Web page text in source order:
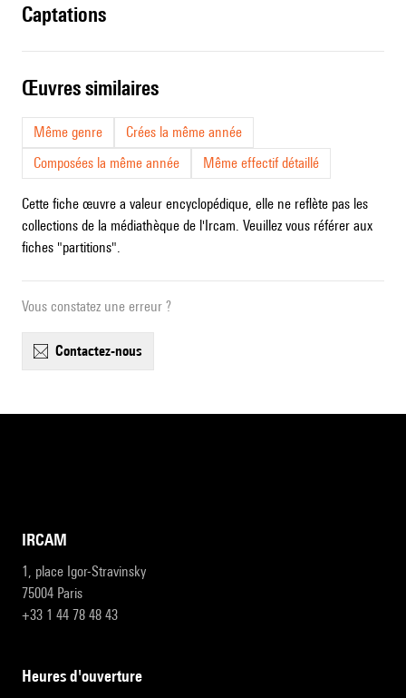
captations
œuvres similaires
Même genre
Crées la même année
Composées la même année
Même effectif détaillé
Cette fiche œuvre a valeur encyclopédique, elle ne reflète pas les
collections de la médiathèque de l'Ircam. Veuillez vous référer aux
fiches "partitions".
Vous constatez une erreur ?
contactez-nous
IRCAM
1, place Igor-Stravinsky
75004 Paris
+33 1 44 78 48 43
heures d'ouverture